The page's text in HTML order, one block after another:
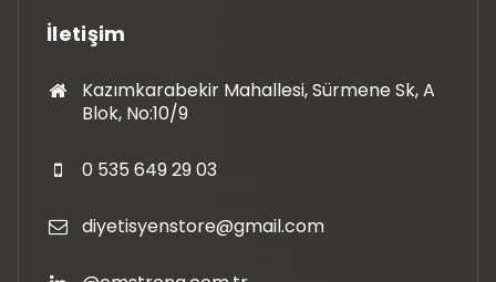
İletişim
Kazımkarabekir Mahallesi, Sürmene Sk, A
Blok, No:10/9
0 535 649 29 03
diyetisyenstore@gmail.com